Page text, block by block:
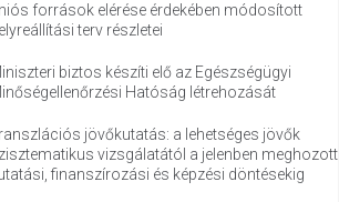
források elérése érdekében módosított
terv részletei
biztos készíti elő az Egészségügyi
Hatóság létrehozását
jövőkutatás: a lehetséges jövők
vizsgálatától a jelenben meghozott
finanszírozási és képzési döntésekig